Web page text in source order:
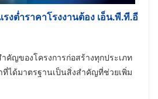
งต่ำราคาโรงงานต้อง เอ็น.พี.ที.อี
คัญของโครงการก่อสร้างทุกประเภท
ได้มาตรฐานเป็นสิ่งสำคัญที่ช่วยเพิ่ม